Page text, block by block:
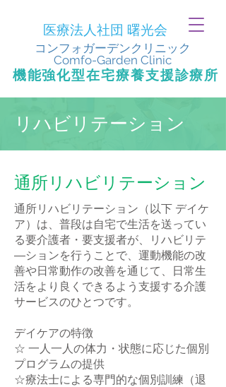
​コンフォガーデンクリニック
Comfo-Garden Clinic
​機能強化型在宅療養支援診療所
医療法人社団 曙光会
リハビリテーション
通所リハビリテーション
通所リハビリテーション（以下 デイケ
ア）は、普段は自宅で生活を送ってい
る要介護者・要支援者が、リハビリテ
―ションを行うことで、運動機能の改
善や日常動作の改善を通じて、日常生
活をより良くできるよう支援する介護
サービスのひとつです。
デイケアの特徴
☆ 一人一人の体力・状態に応じた個別
プログラムの提供
☆療法士による専門的な個別訓練（退